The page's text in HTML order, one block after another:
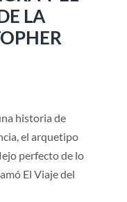
LA
historia de
el arquetipo
perfecto de lo
El Viaje del